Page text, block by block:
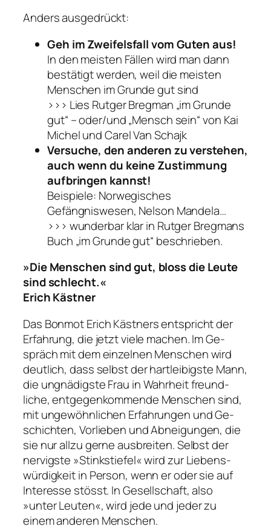
Anders ausgedrückt:
Geh im Zweifelsfall vom Guten aus!
In den meisten Fällen wird man dann
bestätigt werden, weil die meisten
Menschen im Grunde gut sind
>>> Lies Rutger Bregman „im Grunde
gut“ – oder/und „Mensch sein“ von Kai
Michel und Carel Van Schajk
Versuche, den anderen zu verstehen,
auch wenn du keine Zustimmung
aufbringen kannst!
Beispiele: Norwegisches
Gefängniswesen, Nelson Mandela…
>>> wunderbar klar in Rutger Bregmans
Buch „im Grunde gut“ beschrieben.
»Die Menschen sind gut, bloss die Leute
sind schlecht.«
Erich Kästner
Das Bonmot Erich Kästners ent­spricht der
Er­fah­rung, die jetzt viele machen. Im Ge­
spräch mit dem ein­zelnen Men­schen wird
deut­lich, dass selbst der hart­leibigste Mann,
die un­gnä­digste Frau in Wahr­heit freund­
liche, ent­gegen­kommende Menschen sind,
mit un­ge­wöhn­lichen Er­fah­rungen und Ge­
schichten, Vor­lieben und Ab­nei­gungen, die
sie nur allzu gerne aus­breiten. Selbst der
nervigste »Stink­stiefel« wird zur Liebens­
würdig­keit in Per­son, wenn er oder sie auf
Inter­esse stösst. In Gesell­schaft, also
»unter Leuten«, wird jede und jeder zu
einem anderen Men­schen.